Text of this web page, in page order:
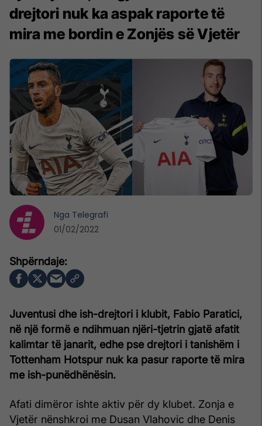
drejtori nuk ka aspak raporte të
mira me bordin e Zonjës së Vjetër
Juventusi dhe ish-drejtori i klubit, Fabio Paratici,
në një formë e ndihmuan njëri-tjetrin gjatë afatit
kalimtar të janarit, edhe pse drejtori i tanishëm i
Tottenham Hotspur nuk ka pasur raporte të mira
me ish-punëdhënësin.
Afati dimëror ishte aktiv për dy klubet. Zonja e
Vjetër nënshkroi me Dusan Vlahovic dhe Denis
Nga Telegrafi
01/02/2022